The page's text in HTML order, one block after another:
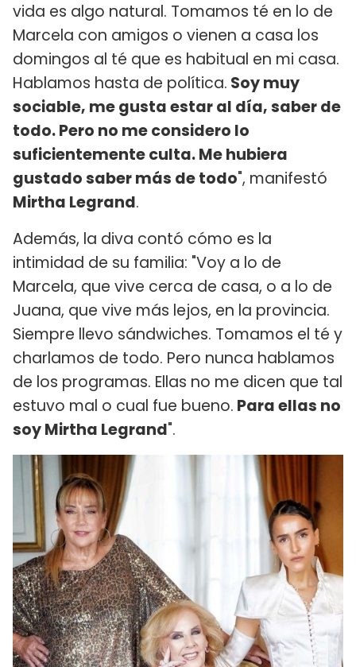
vida es algo natural. Tomamos té en lo de
Marcela con amigos o vienen a casa los
domingos al té que es habitual en mi casa.
Hablamos hasta de política. Soy muy
sociable, me gusta estar al día, saber de
todo. Pero no me considero lo
suficientemente culta. Me hubiera
gustado saber más de todo", manifestó
Mirtha Legrand.
Además, la diva contó cómo es la
intimidad de su familia: "Voy a lo de
Marcela, que vive cerca de casa, o a lo de
Juana, que vive más lejos, en la provincia.
Siempre llevo sándwiches. Tomamos el té y
charlamos de todo. Pero nunca hablamos
de los programas. Ellas no me dicen que tal
estuvo mal o cual fue bueno. Para ellas no
soy Mirtha Legrand".